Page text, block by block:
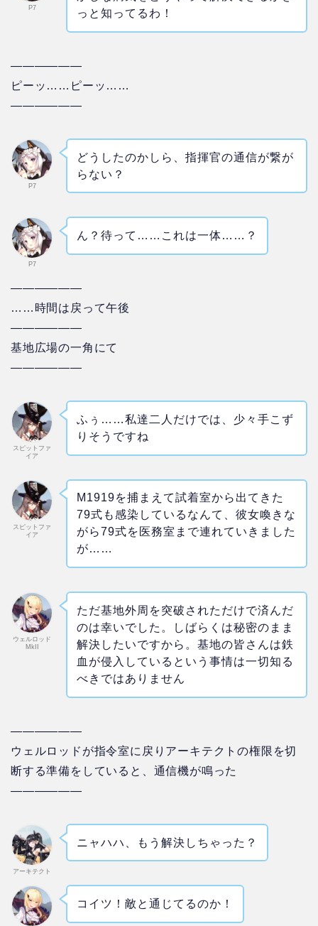
P7
っと知ってるわ！
——————
ピーッ……ピーッ……
——————
P7
どうしたのかしら、指揮官の通信が繋が
らない？
P7
ん？待って……これは一体……？
——————
……時間は戻って午後
——————
基地広場の一角にて
——————
スピットファ
イア
ふぅ……私達二人だけでは、少々手こず
りそうですね
スピットファ
イア
M1919を捕まえて試着室から出てきた
79式も感染しているなんて、彼女喚きな
がら79式を医務室まで連れていきました
が……
ウェルロッド
MkII
ただ基地外周を突破されただけで済んだ
のは幸いでした。しばらくは秘密のまま
解決したいですから。基地の皆さんは鉄
血が侵入しているという事情は一切知る
べきではありません
——————
ウェルロッドが指令室に戻りアーキテクトの権限を切
断する準備をしていると、通信機が鳴った
——————
アーキテクト
ニャハハ、もう解決しちゃった？
コイツ！敵と通じてるのか！